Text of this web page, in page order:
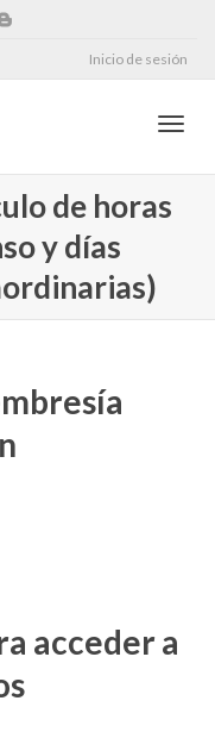
Inicio de sesión
de horas
y días
acceder a